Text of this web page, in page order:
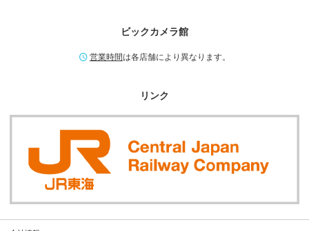
ビックカメラ館
営業時間は各店舗により異なります。
リンク